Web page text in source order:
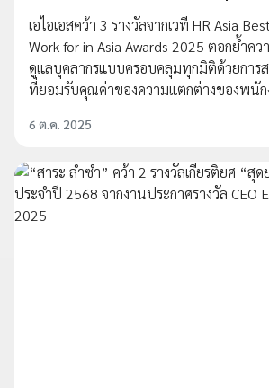
เอไอเอสคว้า 3 รางวัลจากเวที HR Asia
Work for in Asia Awards 2025 ตอกย้ำคว
ดูแลบุคลากรแบบครอบคลุมทุกมิติด้วยการ
ที่ยอมรับคุณค่าของความแตกต่างของพนั
6 ต.ค. 2025